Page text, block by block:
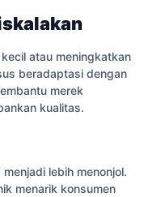
atau meningkatkan
beradaptasi dengan
merek
kualitas.
lebih menonjol.
menarik konsumen